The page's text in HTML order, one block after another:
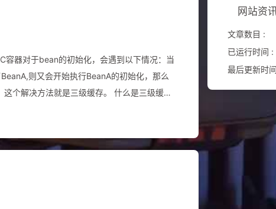
容器对于bean的初始化，会遇到以下情况：当
则又会开始执行BeanA的初始化，那么
网站资
文章数目 :
已运行时间 :
最后更新时